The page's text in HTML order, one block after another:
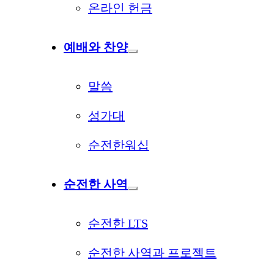
온라인 헌금
예배와 찬양
말씀
성가대
순전한워십
순전한 사역
순전한 LTS
순전한 사역과 프로젝트